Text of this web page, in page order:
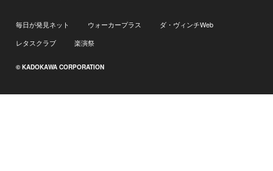
毎日が発見ネット ウォーカープラス
ダ・ヴィンチWeb
レタスクラブ
楽演祭
© KADOKAWA CORPORATION